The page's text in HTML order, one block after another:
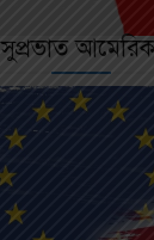
বিস্তারিত পড়ুন
সুপ্রভাত